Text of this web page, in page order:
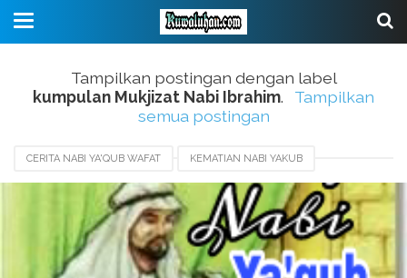
Tampilkan postingan dengan label
kumpulan Mukjizat Nabi Ibrahim.
Tampilkan
semua postingan
CERITA NABI YA'QUB WAFAT KEMATIAN NABI YAKUB
KISAH NABI YAKUB KUMPULAN MUKJIZAT NABI IBRAHIM
MUKJIZAT NABI YAKUB WAFATNYA NABI ADAM
WAFATNYA NABI IDRIS WAFATNYA NABI NUH
WAFATNYA NABI YA'QUB